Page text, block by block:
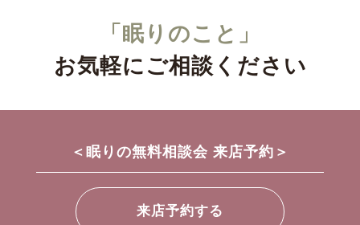
「眠りのこと」
お気軽にご相談ください
＜眠りの無料相談会 来店予約＞
来店予約する